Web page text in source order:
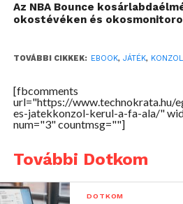
Az NBA Bounce
okostévéken és
TOVÁBBI CIKKEK: EBOOK, JÁTÉK, KONZOL
[fbcomments
url="https://www.technokrata.hu/
es-jatekkonzol-kerul-a-fa-ala/"
num="3" countmsg=""]
További Dotkom
DOTKOM